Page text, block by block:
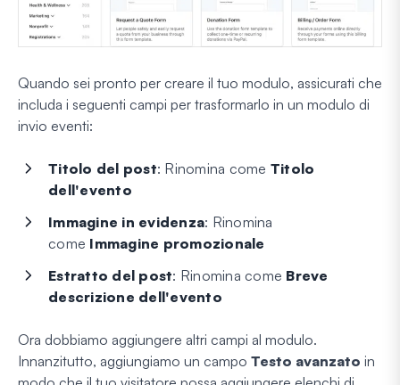
Quando sei pronto per creare il tuo modulo, assicurati che
includa i seguenti campi per trasformarlo in un modulo di
invio eventi:
Titolo del post: Rinomina come Titolo
dell'evento
Immagine in evidenza: Rinomina
come Immagine promozionale
Estratto del post: Rinomina come Breve
descrizione dell'evento
Ora dobbiamo aggiungere altri campi al modulo.
Innanzitutto, aggiungiamo un campo Testo avanzato in